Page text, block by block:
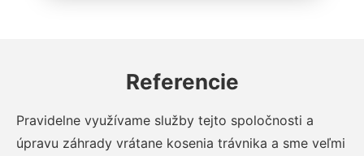
Referencie
Pravidelne využívame služby tejto spoločnosti a
úpravu záhrady vrátane kosenia trávnika a sme veľmi